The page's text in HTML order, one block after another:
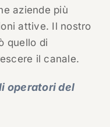
aziende più
attive. Il nostro
quello di
il canale.
operatori del